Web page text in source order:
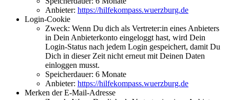
Anbieter: https://hilfekompass.wuerzburg.de
Login-Cookie
Zweck: Wenn Du dich als Vertreter:in eines Anbieters
in Dein Anbieterkonto eingeloggt hast, wird Dein
Login-Status nach jedem Login gespeichert, damit Du
Dich in dieser Zeit nicht erneut mit Deinen Daten
einloggen musst.
Speicherdauer: 6 Monate
Anbieter: https://hilfekompass.wuerzburg.de
Merken der E-Mail-Adresse